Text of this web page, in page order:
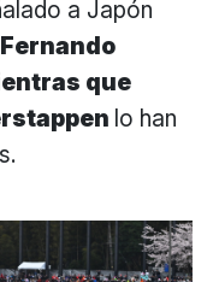
a Japón
Fernando
que
lo han